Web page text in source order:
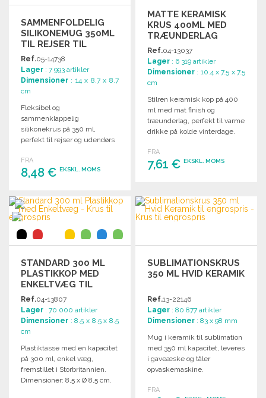
SAMMENFOLDELIG
SILIKONEMUG 350ML
TIL REJSER TIL
ENGROSPRIS
Ref.05-14738
Lager : 7 993 artikler
Dimensioner : 14 x 8.7 x 8.7
cm
Fleksibel og
sammenklappelig
silikonekrus på 350 ml,
perfekt til rejser og udendørs
opvaskemaskinevenligt.
FRA
8,48 € EKSKL. MOMS
BESTIL
Anmod om et tilbud
MATTE KERAMISK
KRUS 400ML MED
TRÆUNDERLAG
Ref.04-13037
Lager : 6 319 artikler
Dimensioner : 10.4 x 7.5 x 7.5
cm
Stilren keramisk kop på 400
ml med mat finish og
træunderlag, perfekt til varme
drikke på kolde vinterdage.
FRA
7,61 €EKSKL. MOMS
Anmod om et tilbud
STANDARD 300 ML
PLASTIKKOP MED
ENKELTVÆG TIL
ENGROSPRIS
Ref.04-13807
Lager : 70 000 artikler
Dimensioner : 8.5 x 8.5 x 8.5
cm
Plastiktasse med en kapacitet
på 300 ml, enkel væg,
fremstillet i Storbritannien.
Dimensioner: 8,5 x Ø 8,5 cm.
SUBLIMATIONSKRUS
350 ML HVID KERAMIK
Ref.13-22146
Lager : 80 877 artikler
Dimensioner : 83 x 98 mm
Mug i keramik til sublimation
med 350 ml kapacitet, leveres
i gaveæske og tåler
opvaskemaskine.
FRA